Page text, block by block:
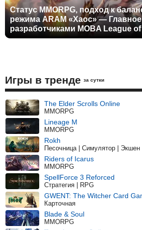
Статус MMORPG, подход к
режима ARAM «Хаос» —
разработчиками MOBA League
Игры в тренде за сутки
The Elder Scrolls Online
MMORPG
Lineage M
MMORPG
Rokh
Песочница | Симулятор |
Riders of Icarus
MMORPG
SpellForce 3 Reforced
Стратегия | RPG
GWENT: The Witcher Card
Карточная
Blade & Soul
MMORPG